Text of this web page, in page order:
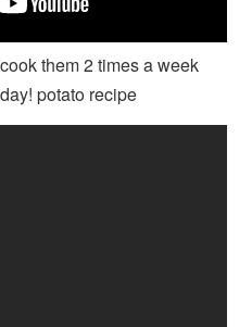
them 2 times a week
potato recipe